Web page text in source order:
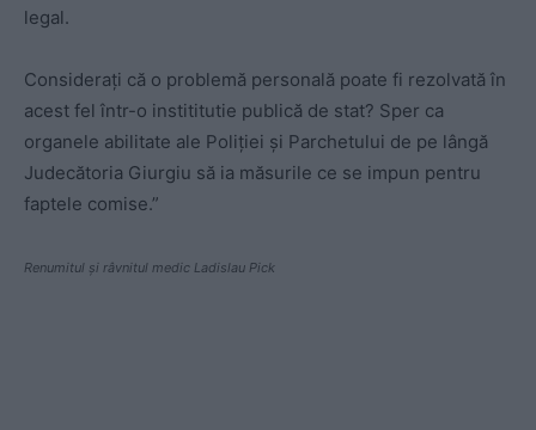
legal.
Consideraţi că o problemă personală poate fi rezolvată în
acest fel într-o instititutie publică de stat? Sper ca
organele abilitate ale Poliţiei şi Parchetului de pe lângă
Judecătoria Giurgiu să ia măsurile ce se impun pentru
faptele comise.”
Renumitul și râvnitul medic Ladislau Pick